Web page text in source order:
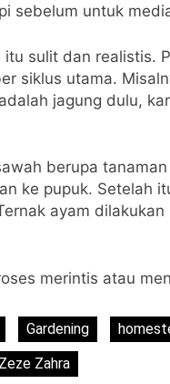
sebelum untuk
sulit dan realistis.
siklus utama.
jagung dulu,
berupa
ke pupuk. Setelah
ayam
merintis atau
Gardening
Zeze Zahra